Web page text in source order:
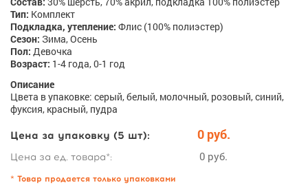
Тип: Комплект
Подкладка, утепление: Флис (100% полиэстер)
Сезон: Зима, Осень
Пол: Девочка
Возраст: 1-4 года, 0-1 год
Описание
Цвета в упаковке: серый, белый, молочный, розовый, синий,
фуксия, красный, пудра
Цена за упаковку (5 шт): 0 руб.
Цена за ед. товара*: 0 руб.
* Товар продается только упаковками